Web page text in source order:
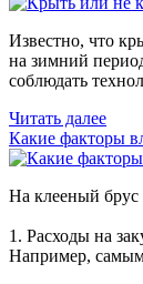
Известно, что
на зимний
соблюдать
Читать далее
Какие факторы
На клееный брус
1. Расходы на
Например, самым